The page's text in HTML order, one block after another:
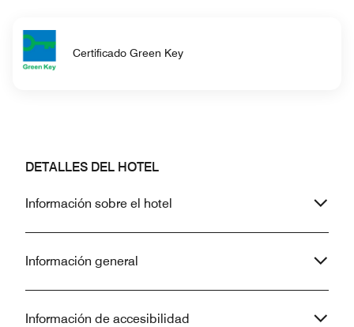
Certificado Green Key
DETALLES DEL HOTEL
Información sobre el hotel
Información general
Información de accesibilidad